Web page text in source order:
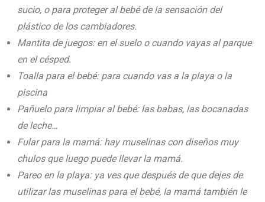
sucio, o para proteger al bebé de la sensación del
plástico de los cambiadores.
Mantita de juegos: en el suelo o cuando vayas al parque
en el césped.
Toalla para el bebé: para cuando vas a la playa o la
piscina
Pañuelo para limpiar al bebé: las babas, las bocanadas
de leche…
Fular para la mamá: hay muselinas con diseños muy
chulos que luego puede llevar la mamá.
Pareo en la playa: ya ves que después de que dejes de
utilizar las muselinas para el bebé, la mamá también le